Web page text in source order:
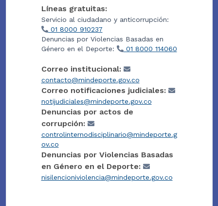
Líneas gratuitas:
Servicio al ciudadano y anticorrupción:
01 8000 910237
Denuncias por Violencias Basadas en
Género en el Deporte:
01 8000 114060
Correo institucional:
contacto@mindeporte.gov.co
Correo notificaciones judiciales:
notijudiciales@mindeporte.gov.co
Denuncias por actos de
corrupción:
controlinternodisciplinario@mindeporte.g
ov.co
Denuncias por Violencias Basadas
en Género en el Deporte:
nisilencioniviolencia@mindeporte.gov.co